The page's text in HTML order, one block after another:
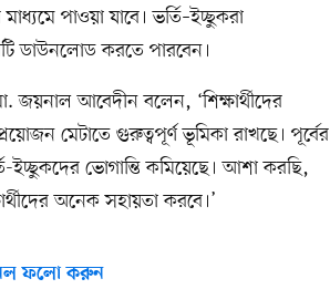
পাওয়া যাবে। ভর্তি–ইচ্ছুকরা
ডাউনলোড করতে পারবেন।
আবেদীন বলেন, ‘শিক্ষার্থীদের
মেটাতে গুরুত্বপূর্ণ ভূমিকা রাখছে। পূর্বের
ইচ্ছুকদের ভোগান্তি কমিয়েছে। আশা করছি,
অনেক সহায়তা করবে।’
ফলো করুন